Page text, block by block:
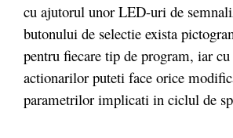
cu ajutorul unor LED-uri de
butonului de selectie exista
pentru fiecare tip de program, iar
actionarilor puteti face orice
parametrilor implicati in ciclul de